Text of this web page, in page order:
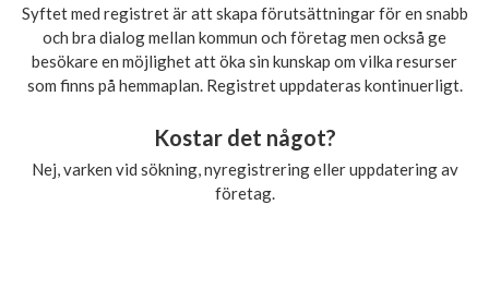
Syftet med registret är att skapa förutsättningar för en snabb
och bra dialog mellan kommun och företag men också ge
besökare en möjlighet att öka sin kunskap om vilka resurser
som finns på hemmaplan. Registret uppdateras kontinuerligt.
Kostar det något?
Nej, varken vid sökning, nyregistrering eller uppdatering av
företag.